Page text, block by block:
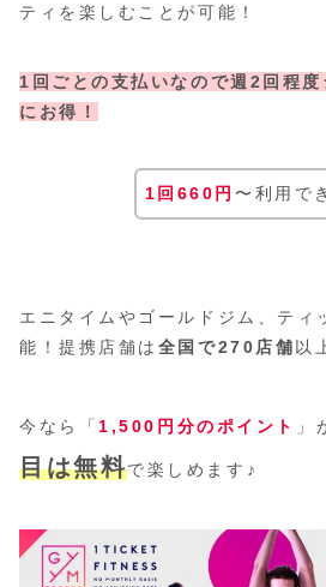
ティを楽しむことが可能！
1回ごとの支払いなので週2回程
にお得！
1回660円 〜利用で
エニタイムやゴールドジム、ティ
能！提携店舗は 全国で270店舗 以
今なら「1,500円分のポイント 」
目は無料で楽しめます♪